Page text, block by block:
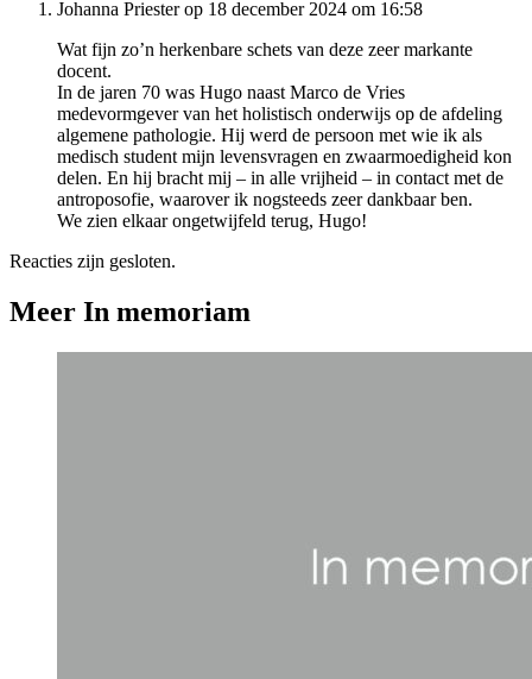
Johanna Priester op 18 december 2024 om 16:58
Wat fijn zo’n herkenbare schets van deze zeer markante
docent.
In de jaren 70 was Hugo naast Marco de Vries
medevormgever van het holistisch onderwijs op de afdeling
algemene pathologie. Hij werd de persoon met wie ik als
medisch student mijn levensvragen en zwaarmoedigheid kon
delen. En hij bracht mij – in alle vrijheid – in contact met de
antroposofie, waarover ik nogsteeds zeer dankbaar ben.
We zien elkaar ongetwijfeld terug, Hugo!
Reacties zijn gesloten.
Meer In memoriam